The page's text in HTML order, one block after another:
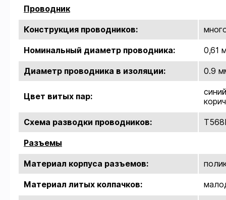
Проводник
Конструкция проводников:
Номинальный диаметр проводника: 0,61
Диаметр проводника в изоляции: 0.9
Цвет витых пар:
Схема разводки проводников:
Разъемы
Материал корпуса разъемов:
Материал литых колпачков: